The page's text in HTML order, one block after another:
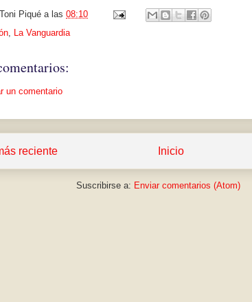
Toni Piqué a las 08:10
, La Vanguardia
un comentario
reciente Inicio
Suscribirse a: Enviar comentarios (Atom)